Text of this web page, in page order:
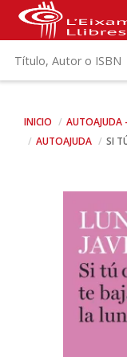
INICIO
AUTOAJUDA
AUTOAJUDA
SI